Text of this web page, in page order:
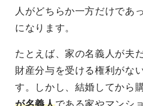
人がどちらか一方だけであ
になります。
たとえば、家の名義人が夫
財産分与を受ける権利がな
す。しかし、結婚してから
が名義人である家やマンシ